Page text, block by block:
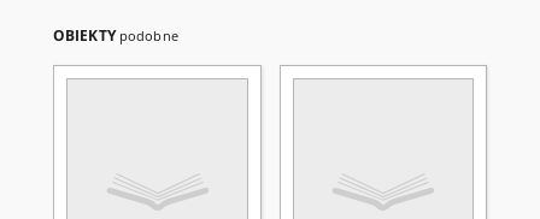
OBIEKTY podobne